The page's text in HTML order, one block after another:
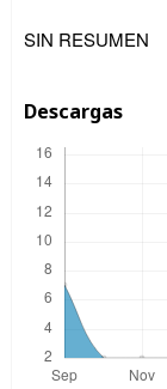
SIN RESUMEN
Descargas